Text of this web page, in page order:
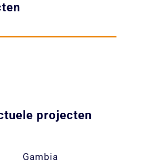
projecten
Gambia